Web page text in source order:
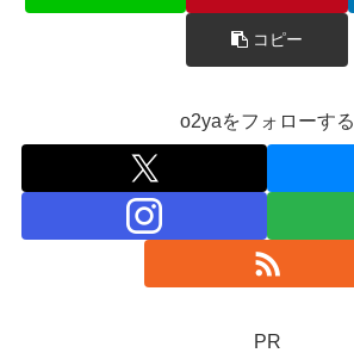
コピー
o2yaをフォローする
PR